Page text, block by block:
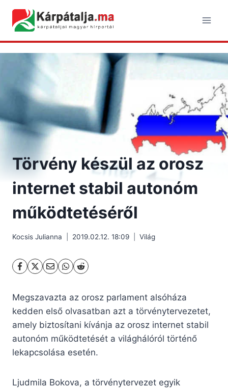
content
Törvény készül az orosz
internet stabil autonóm
működtetéséről
Kocsis Julianna 2019.02.12. 18:09 Világ
Megszavazta az orosz parlament alsóháza
kedden első olvasatban azt a törvénytervezetet,
amely biztosítani kívánja az orosz internet stabil
autonóm működtetését a világhálóról történő
lekapcsolása esetén.
Ljudmila Bokova, a törvénytervezet egyik